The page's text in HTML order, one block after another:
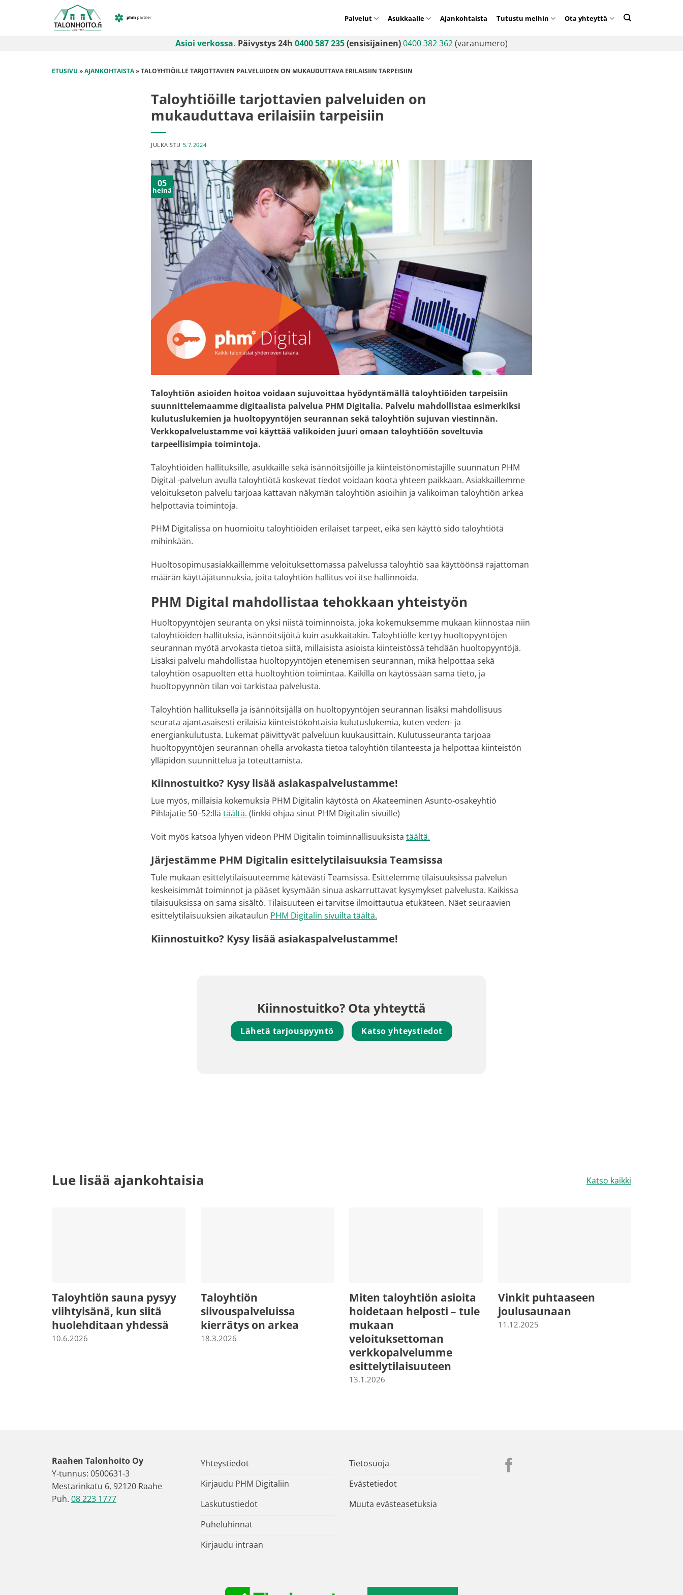
Palvelut Asukkaalle Ajankohtaista Tutustu meihin Ota yhteyttä
Asioi verkossa. Päivystys 24h 0400 587 235(ensisijainen)0400 382 362(varanumero)
ETUSIVU »AJANKOHTAISTA»TALOYHTIÖILLE TARJOTTAVIEN PALVELUIDEN ON MUKAUDUTTAVA ERILAISIIN TARPEISIIN
Taloyhtiöille tarjottavien palveluiden on
mukauduttava erilaisiin tarpeisiin
JULKAISTU 5.7.2024
05
heinä
Taloyhtiön asioiden hoitoa voidaan sujuvoittaa hyödyntämällä taloyhtiöiden tarpeisiin
suunnittelemaamme digitaalista palvelua PHM Digitalia. Palvelu mahdollistaa esimerkiksi
kulutuslukemien ja huoltopyyntöjen seurannan sekä taloyhtiön sujuvan viestinnän.
Verkkopalvelustamme voi käyttää valikoiden juuri omaan taloyhtiöön soveltuvia
tarpeellisimpia toimintoja.
Taloyhtiöiden hallituksille, asukkaille sekä isännöitsijöille ja kiinteistönomistajille suunnatun PHM
Digital -palvelun avulla taloyhtiötä koskevat tiedot voidaan koota yhteen paikkaan. Asiakkaillemme
veloitukseton palvelu tarjoaa kattavan näkymän taloyhtiön asioihin ja valikoiman taloyhtiön arkea
helpottavia toimintoja.
PHM Digitalissa on huomioitu taloyhtiöiden erilaiset tarpeet, eikä sen käyttö sido taloyhtiötä
mihinkään.
Huoltosopimusasiakkaillemme veloituksettomassa palvelussa taloyhtiö saa käyttöönsä rajattoman
määrän käyttäjätunnuksia, joita taloyhtiön hallitus voi itse hallinnoida.
PHM Digital mahdollistaa tehokkaan yhteistyön
Huoltopyyntöjen seuranta on yksi niistä toiminnoista, joka kokemuksemme mukaan kiinnostaa niin
taloyhtiöiden hallituksia, isännöitsijöitä kuin asukkaitakin. Taloyhtiölle kertyy huoltopyyntöjen
seurannan myötä arvokasta tietoa siitä, millaisista asioista kiinteistössä tehdään huoltopyyntöjä.
Lisäksi palvelu mahdollistaa huoltopyyntöjen etenemisen seurannan, mikä helpottaa sekä
taloyhtiön osapuolten että huoltoyhtiön toimintaa. Kaikilla on käytössään sama tieto, ja
huoltopyynnön tilan voi tarkistaa palvelusta.
Taloyhtiön hallituksella ja isännöitsijällä on huoltopyyntöjen seurannan lisäksi mahdollisuus
seurata ajantasaisesti erilaisia kiinteistökohtaisia kulutuslukemia, kuten veden- ja
energiankulutusta. Lukemat päivittyvät palveluun kuukausittain. Kulutusseuranta tarjoaa
huoltopyyntöjen seurannan ohella arvokasta tietoa taloyhtiön tilanteesta ja helpottaa kiinteistön
ylläpidon suunnittelua ja toteuttamista.
Kiinnostuitko? Kysy lisää asiakaspalvelustamme!
Lue myös, millaisia kokemuksia PHM Digitalin käytöstä on Akateeminen Asunto-osakeyhtiö
Pihlajatie 50–52:llä täältä. (linkki ohjaa sinut PHM Digitalin sivuille)
Voit myös katsoa lyhyen videon PHM Digitalin toiminnallisuuksista täältä.
Järjestämme PHM Digitalin esittelytilaisuuksia Teamsissa
Tule mukaan esittelytilaisuuteemme kätevästi Teamsissa. Esittelemme tilaisuuksissa palvelun
keskeisimmät toiminnot ja pääset kysymään sinua askarruttavat kysymykset palvelusta. Kaikissa
tilaisuuksissa on sama sisältö. Tilaisuuteen ei tarvitse ilmoittautua etukäteen. Näet seuraavien
esittelytilaisuuksien aikataulun PHM Digitalin sivuilta täältä.
Kiinnostuitko? Kysy lisää asiakaspalvelustamme!
Kiinnostuitko? Ota yhteyttä
Lähetä tarjouspyyntö Katso yhteystiedot
Lue lisää ajankohtaisia Katso kaikki
Taloyhtiön sauna pysyy
viihtyisänä, kun siitä
huolehditaan yhdessä
10.6.2026
Taloyhtiön
siivouspalveluissa
kierrätys on arkea
18.3.2026
Miten taloyhtiön asioita
hoidetaan helposti – tule
mukaan
veloituksettoman
verkkopalvelumme
esittelytilaisuuteen
13.1.2026
Vinkit puhtaaseen
joulusaunaan
11.12.2025
Raahen Talonhoito Oy
Y-tunnus: 0500631-3
Mestarinkatu 6, 92120 Raahe
Puh. 08 223 1777
Yhteystiedot
Kirjaudu PHM Digitaliin
Laskutustiedot
Puheluhinnat
Kirjaudu intraan
Tietosuoja
Evästetiedot
Muuta evästeasetuksia